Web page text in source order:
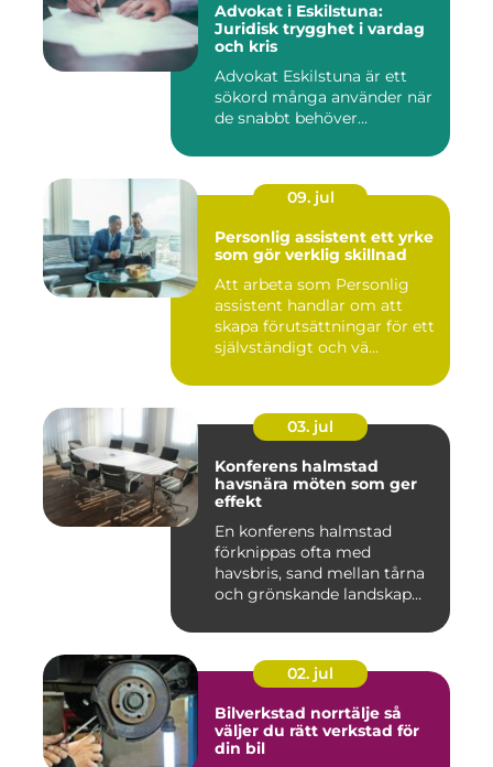
Advokat i Eskilstuna:
Juridisk trygghet i vardag
och kris
Advokat Eskilstuna är ett
sökord många använder när
de snabbt behöver...
09. jul
Personlig assistent ett yrke
som gör verklig skillnad
Att arbeta som Personlig
assistent handlar om att
skapa förutsättningar för ett
självständigt och vä...
03. jul
Konferens halmstad
havsnära möten som ger
effekt
En konferens halmstad
förknippas ofta med
havsbris, sand mellan tårna
och grönskande landskap
02. jul
Bilverkstad norrtälje så
väljer du rätt verkstad för
din bil